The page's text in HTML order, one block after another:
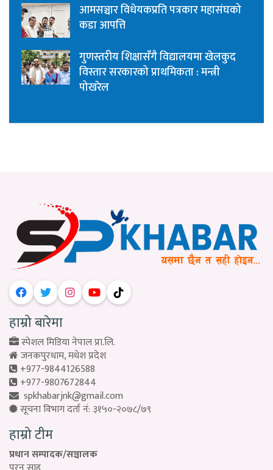
आमसञ्चार विधेयकप्रति पत्रकार महासंघको
कडा आपत्ति
गुणस्तरीय शिक्षासँगै विद्यालयमा खेलकुद
विस्तार सरकारको प्राथमिकता : मन्त्री
पोखरेल
हाम्रो बारेमा
स्पेशल मिडिया नेपाल प्रा.लि.
जनकपुरधाम, मधेश प्रदेश
+977-9844126588
+977-9807672844
spkhabarjnk@gmail.com
सूचना विभाग दर्ता नं: ३१५०-२०७८/७९
हाम्रो टीम
प्रधान सम्पादक/सञ्चालक